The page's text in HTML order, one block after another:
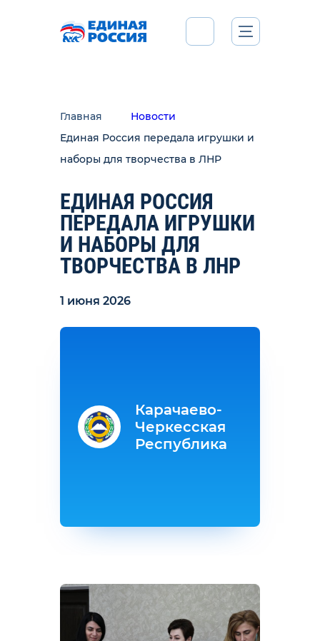
Главная
Новости
Единая Россия передала игрушки и
наборы для творчества в ЛНР
ЕДИНАЯ РОССИЯ
ПЕРЕДАЛА ИГРУШКИ
И НАБОРЫ ДЛЯ
ТВОРЧЕСТВА В ЛНР
1 июня 2026
Карачаево-
Черкесская
Республика